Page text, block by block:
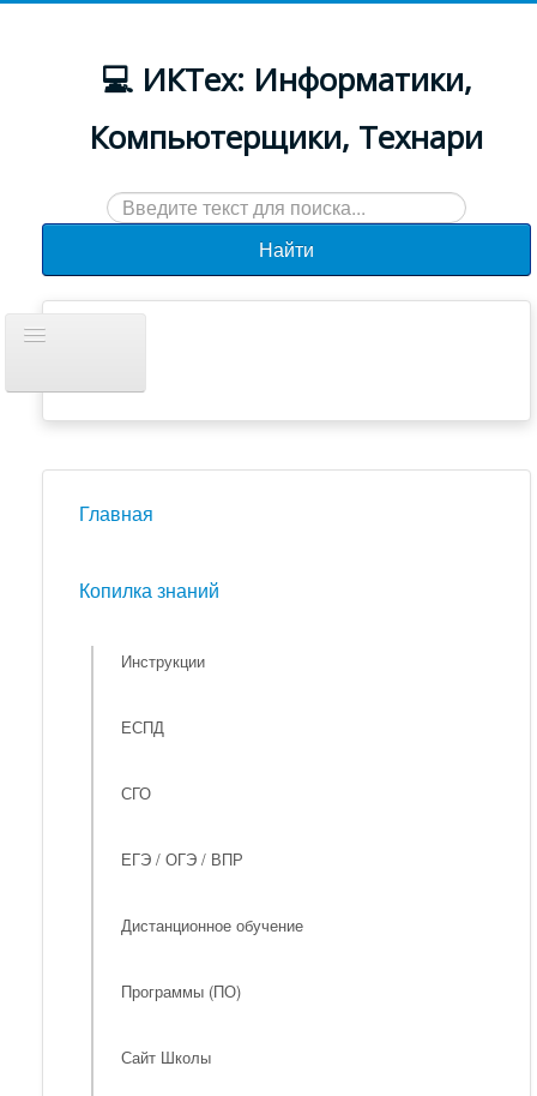
💻 ИКТех: Информатики,
Компьютерщики, Технари
Искать...
Найти
навигацию
Новости
Главная
Копилка знаний
Инструкции
ЕСПД
СГО
ЕГЭ / ОГЭ / ВПР
Дистанционное обучение
Программы (ПО)
Сайт Школы